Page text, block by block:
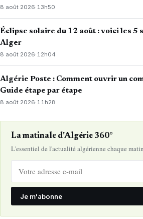
8 août 2026· 13h50
Éclipse solaire du 12 août : voici les 5
Alger
8 août 2026·12h04
Algérie Poste : Comment ouvrir un
Guide étape par étape
8 août 2026· 11h28
La matinale d'Algérie 360°
L'essentiel de l'actualité algérienne chaque
Je m'abonne